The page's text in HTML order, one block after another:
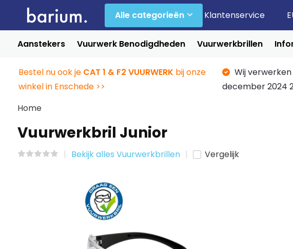
Alle categorieën Klantenservice
Aanstekers Vuurwerk Benodigdheden Vuurwerkbrillen
Bestel nu ook je CAT 1 & F2 VUURWERK bij onze
winkel in Enschede >>
Wij
december 2024
Home
Vuurwerkbril Junior
Bekijk alles Vuurwerkbrillen Vergelijk